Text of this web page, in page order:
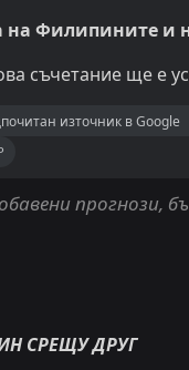
на Филипините и
съчетание ще е
източник в Google
прогнози,
СРЕЩУ ДРУГ